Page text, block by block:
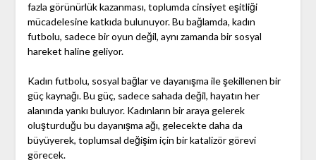
fazla görünürlük kazanması, toplumda cinsiyet eşitliği
mücadelesine katkıda bulunuyor. Bu bağlamda, kadın
futbolu, sadece bir oyun değil, aynı zamanda bir sosyal
hareket haline geliyor.
Kadın futbolu, sosyal bağlar ve dayanışma ile şekillenen bir
güç kaynağı. Bu güç, sadece sahada değil, hayatın her
alanında yankı buluyor. Kadınların bir araya gelerek
oluşturduğu bu dayanışma ağı, gelecekte daha da
büyüyerek, toplumsal değişim için bir katalizör görevi
görecek.